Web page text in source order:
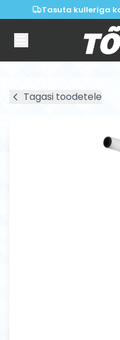
Tasuta kulleriga
Tagasi toodetele